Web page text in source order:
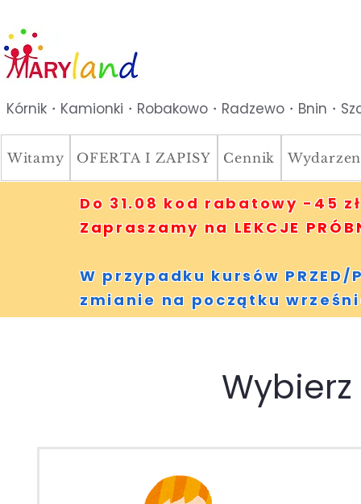
Kórnik・Kamionki・Robakowo・Radzewo・Bnin・
Witamy OFERTA I ZAPISY Cennik
Do 31.08 kod rabatowy -45
Zapraszamy na LEKCJE
W przypadku kursów PRZED/
zmianie na początku